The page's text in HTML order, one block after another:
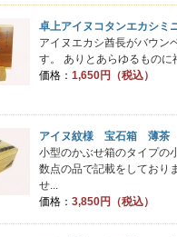
卓上アイヌコタンエカシミ
アイヌエカシ酋長がバウ
す。 ありとあらゆるもの
価格： 1,650円（税込）
アイヌ紋様 宝石箱 薄茶
小型のかぶせ箱のタイプの
数点の品で記載をしており
せ...
価格： 3,850円（税込）